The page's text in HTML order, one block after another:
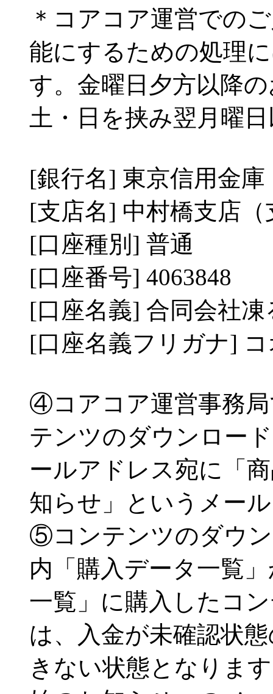
＊コアコア運営での
能にするための処理
す。金曜日夕方以降
土・日を挟み翌月曜
[銀行名] 東京信用金
[支店名] 中村橋支店（
[口座種別] 普通
[口座番号] 4063848
[口座名義] 合同会社
[口座名義フリガナ]
④コアコア運営事務
テンツのダウンロー
ールアドレス宛に「
知らせ」というメー
⑤コンテンツのダウ
内「購入データ一覧
一覧」に購入したコ
は、入金が未確認状
きない状態となりま